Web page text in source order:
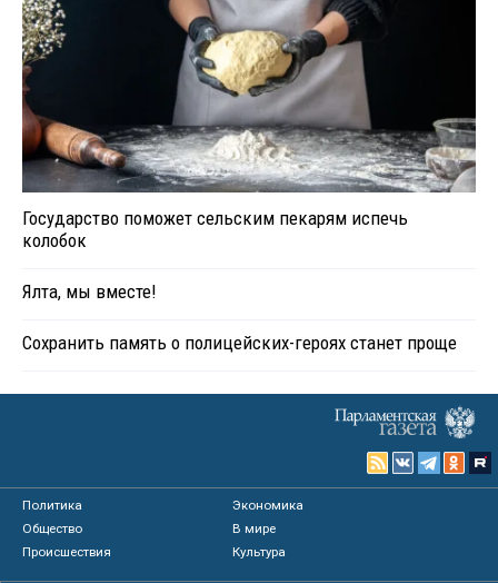
Государство поможет сельским пекарям испечь
колобок
Ялта, мы вместе!
Сохранить память о полицейских-героях станет проще
Политика
Экономика
Общество
В мире
Происшествия
Культура